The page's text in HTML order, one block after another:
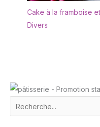
Cake à la framboise
Divers